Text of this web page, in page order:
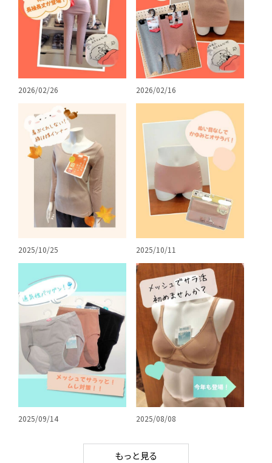
2026/02/26 2026/02/16
2025/10/25 2025/10/11
2025/09/14 2025/08/08
もっと見る